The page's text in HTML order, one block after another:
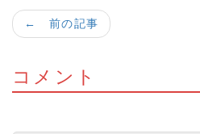
← 前の記事
コメント